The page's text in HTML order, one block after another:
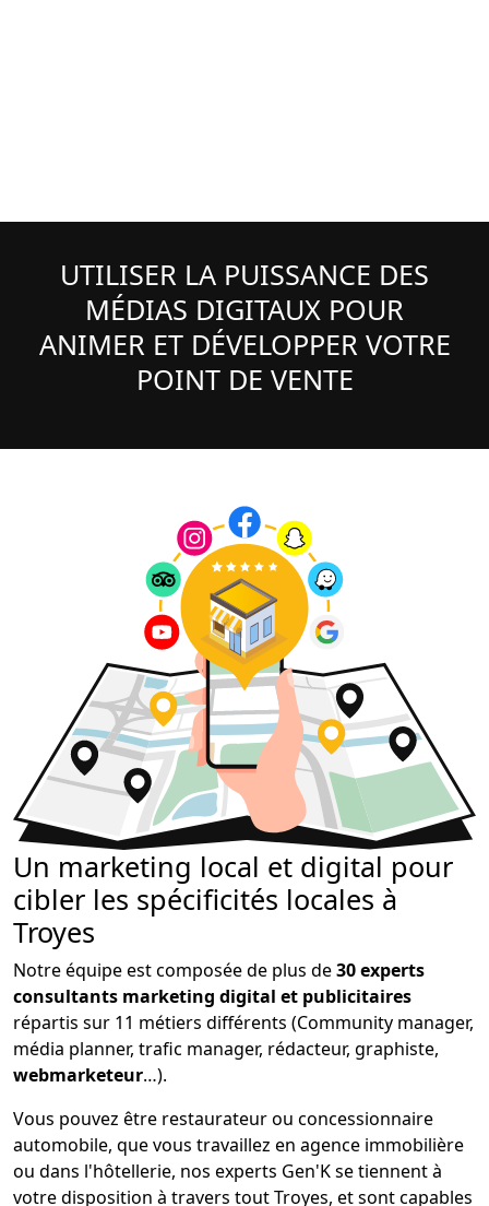
UTILISER LA PUISSANCE DES
MÉDIAS DIGITAUX POUR
ANIMER ET DÉVELOPPER VOTRE
POINT DE VENTE
Un marketing local et digital pour
cibler les spécificités locales à
Troyes
Notre équipe est composée de plus de30 experts
consultants marketing digital et publicitaires
répartis sur 11 métiers différents (Community manager,
média planner, trafic manager, rédacteur, graphiste,
webmarketeur…).
Vous pouvez être restaurateur ou concessionnaire
automobile, que vous travaillez en agence immobilière
ou dans l'hôtellerie, nos experts Gen'K se tiennent à
votre disposition à travers tout Troyes, et sont capables